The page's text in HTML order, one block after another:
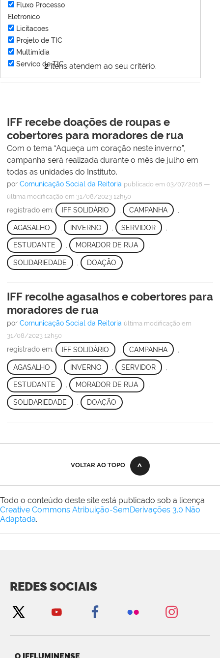
2itens atendem ao seu critério.
Fluxo Processo
Eletronico
Licitacoes
Projeto de TIC
Multimídia
Servico de TIC
IFF recebe doações de roupas e
cobertores para moradores de rua
Com o tema “Aqueça um coração neste inverno”,
campanha será realizada durante o mês de julho em
todas as unidades do Instituto.
por Comunicação Social da Reitoria publicado em 03/07/2018 —
última modificação em 31/08/2023 12h50
registrado em: IFF SOLIDÁRIO CAMPANHA
AGASALHO INVERNO SERVIDOR
ESTUDANTE , MORADOR DE RUA ,
SOLIDARIEDADE DOAÇÃO
IFF recolhe agasalhos e cobertores para
moradores de rua
por Comunicação Social da Reitoria última modificação em
31/08/2023 12h50
registrado em: IFF SOLIDÁRIO CAMPANHA
AGASALHO INVERNO SERVIDOR
ESTUDANTE , MORADOR DE RUA ,
SOLIDARIEDADE DOAÇÃO
VOLTAR AO TOPO
Todo o conteúdo deste site está publicado sob a licença
Creative Commons Atribuição-SemDerivações 3.0 Não
Adaptada.
REDES SOCIAIS